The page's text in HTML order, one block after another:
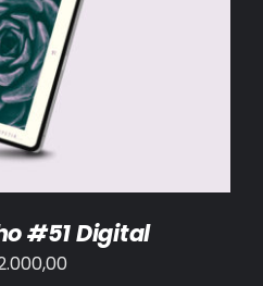
/
#51 Digital